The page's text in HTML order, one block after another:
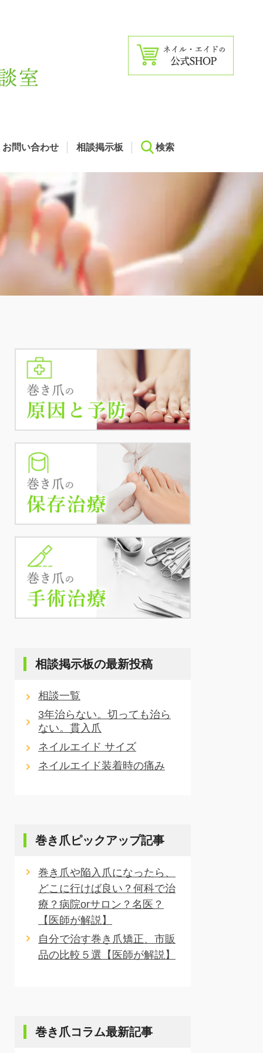
お問い合わせ 相談掲示板 検索
相談掲示板の最新投稿
相談一覧
3年治らない。切っても治ら
ない。貫入爪
ネイルエイド サイズ
ネイルエイド装着時の痛み
巻き爪ピックアップ記事
巻き爪や陥入爪になったら、
どこに行けば良い？何科で治
療？病院orサロン？名医？
【医師が解説】
自分で治す巻き爪矯正、市販
品の比較５選【医師が解説】
巻き爪コラム最新記事